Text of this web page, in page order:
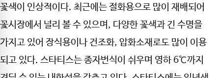
꽃색이 인상적이다. 최근에는 절화용으로 많이 재배되어
꽃시장에서 널리 볼 수 있으며, 다양한 꽃색과 긴 수명을
가지고 있어 장식용이나 건조화, 압화소재로도 많이 이용
되고 있다. 스타티스는 종자번식이 쉬우며 영하 6℃까지